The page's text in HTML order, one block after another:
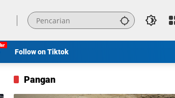
Follow on Tiktok
Pangan